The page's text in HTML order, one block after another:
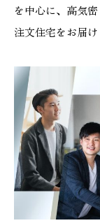
を中心に、高気
注文住宅をお届け